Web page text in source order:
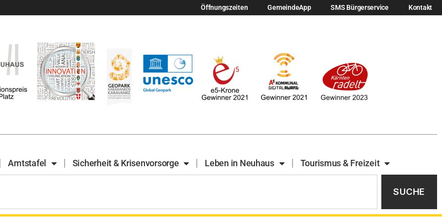
Öffnungszeiten GemeindeApp SMS Bürgerservice Kontakt
Amtstafel Sicherheit & Krisenvorsorge Leben in Neuhaus Tourismus & Freizeit
SUCHE